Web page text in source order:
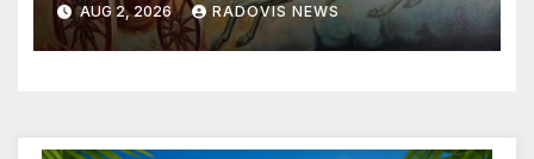
AUG 2, 2026 RADOVIS NEWS